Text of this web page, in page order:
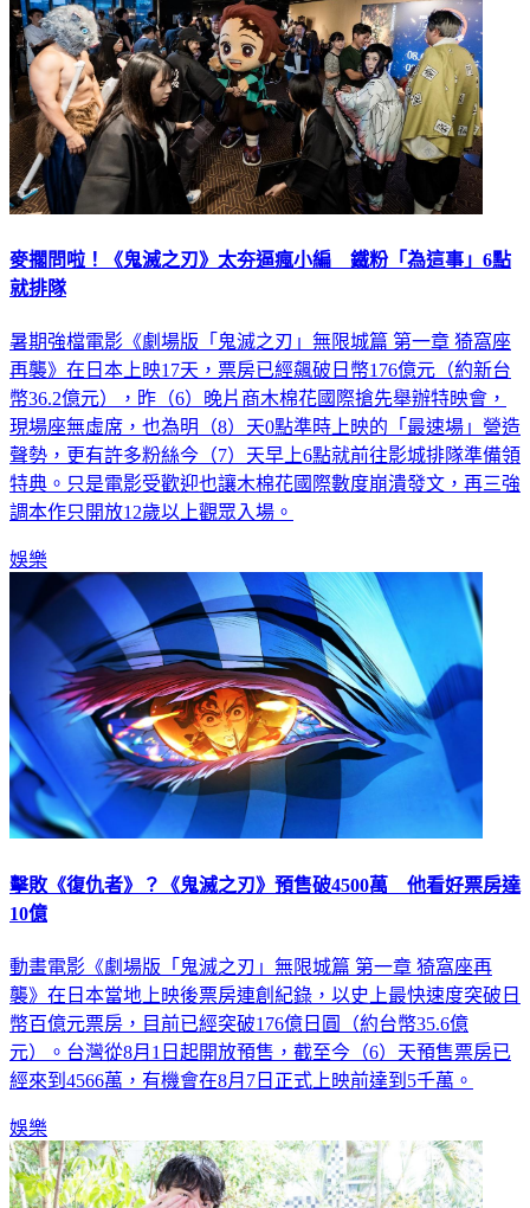
麥擱問啦！《鬼滅之刃》太夯逼瘋小編 鐵粉「為這事」6點
暑期強檔電影《劇場版「鬼滅之刃」無限城篇 第一章 猗窩座
再襲》在日本上映17天，票房已經飆破日幣176億元（約新台
幣36.2億元），昨（6）晚片商木棉花國際搶先舉辦特映會，
現場座無虛席，也為明（8）天0點準時上映的「最速場」營造
聲勢，更有許多粉絲今（7）天早上6點就前往影城排隊準備領
特典。只是電影受歡迎也讓木棉花國際數度崩潰發文，再三強
擊敗《復仇者》？《鬼滅之刃》預售破4500萬 他看好票房達
動畫電影《劇場版「鬼滅之刃」無限城篇 第一章 猗窩座再
襲》在日本當地上映後票房連創紀錄，以史上最快速度突破日
幣百億元票房，目前已經突破176億日圓（約台幣35.6億
元）。台灣從8月1日起開放預售，截至今（6）天預售票房已
娛樂